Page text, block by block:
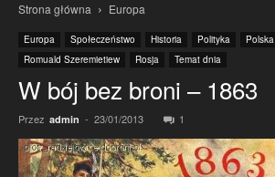
Strona główna Europa
Europa Społeczeństwo Historia Polityka Polska
Romuald Szeremietiew
Rosja Temat dnia
W bój bez broni – 1863
Przez admin - 23/01/2013 1